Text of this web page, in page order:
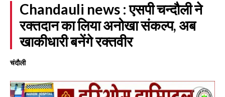
Chandauli news : एसपी चन्दौली ने
रक्तदान का लिया अनोखा संकल्प, अब
खाकीधारी बनेंगे रक्तवीर
चंदौली